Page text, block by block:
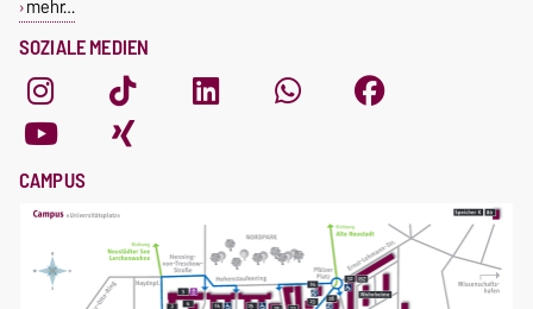
SOZIALE MEDIEN
mehr…
CAMPUS